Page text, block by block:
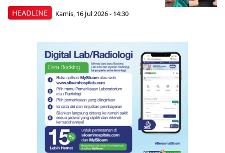
HEADLINE Kamis, 16 Jul 2026 - 14:30